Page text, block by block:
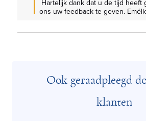
ons uw feedback te geven.
Ook geraadpleegd
klanten